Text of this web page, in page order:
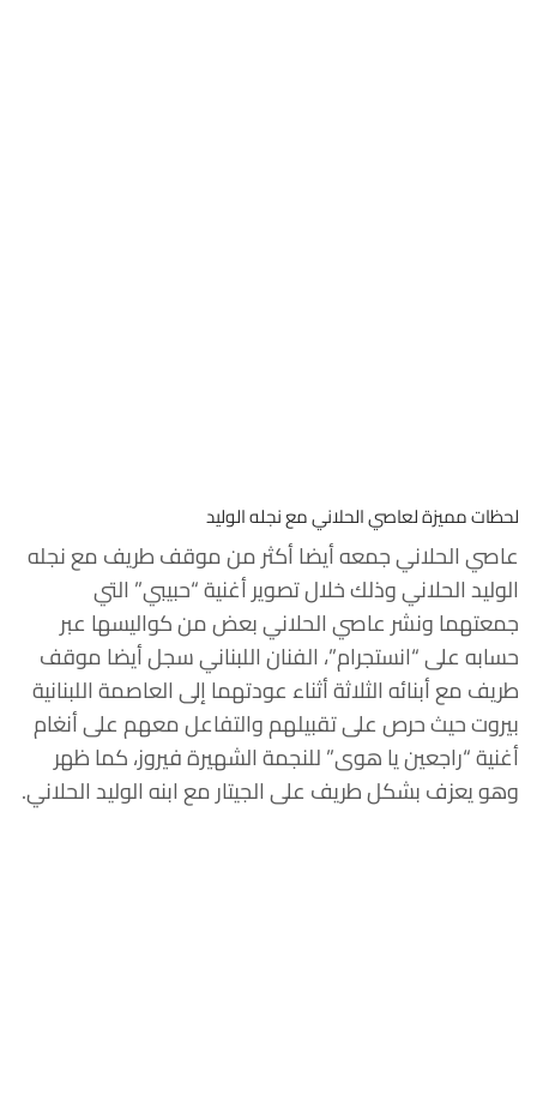
لحظات مميزة لعاصي الحلاني مع نجله الوليد
عاصي الحلاني جمعه أيضا أكثر من موقف طريف مع نجله
الوليد الحلاني وذلك خلال تصوير أغنية “حبيبي” التي
جمعتهما ونشر عاصي الحلاني بعض من كواليسها عبر
حسابه على “انستجرام”، الفنان اللبناني سجل أيضا موقف
طريف مع أبنائه الثلاثة أثناء عودتهما إلى العاصمة اللبنانية
بيروت حيث حرص على تقبيلهم والتفاعل معهم على أنغام
أغنية “راجعين يا هوى” للنجمة الشهيرة فيروز، كما ظهر
وهو يعزف بشكل طريف على الجيتار مع ابنه الوليد الحلاني.